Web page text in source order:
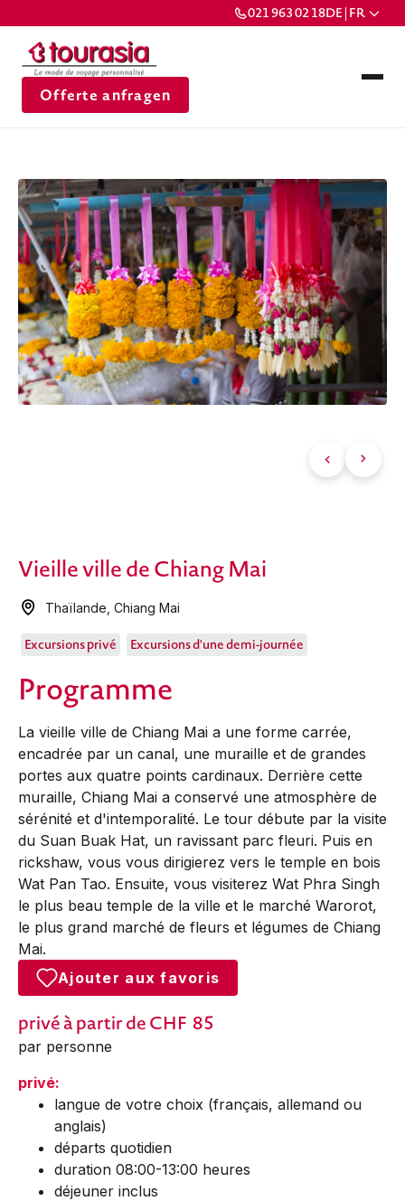
021 963 02 18DE | FR
Offerte anfragen
Vieille ville de Chiang Mai
Thaïlande ,Chiang Mai
Excursions privé Excursions d'une demi-journée
Programme
La vieille ville de Chiang Mai a une forme carrée,
encadrée par un canal, une muraille et de grandes
portes aux quatre points cardinaux. Derrière cette
muraille, Chiang Mai a conservé une atmosphère de
sérénité et d'intemporalité. Le tour débute par la visite
du Suan Buak Hat, un ravissant parc fleuri. Puis en
rickshaw, vous vous dirigierez vers le temple en bois
Wat Pan Tao. Ensuite, vous visiterez Wat Phra Singh
le plus beau temple de la ville et le marché Warorot,
le plus grand marché de fleurs et légumes de Chiang
Mai.
Ajouter aux favoris
privéà partir de CHF 85
par personne
privé:
langue de votre choix (français, allemand ou
anglais)
départs quotidien
duration 08:00-13:00 heures
déjeuner inclus